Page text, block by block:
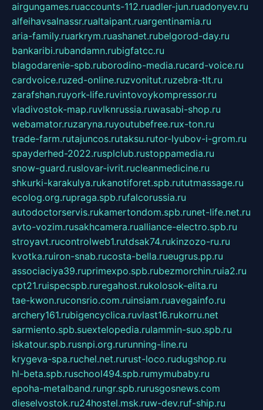
airgungames.ruaccounts-112.ruadler-jun.ruadonyev.ru
alfeihavsalnassr.rualtaipant.ruargentinamia.ru
aria-family.ruarkrym.ruashanet.rubelgorod-day.ru
bankaribi.rubandamn.rubigfatcc.ru
blagodarenie-spb.ruborodino-media.rucard-voice.ru
cardvoice.ruzed-online.ruzvonitut.ruzebra-tlt.ru
zarafshan.ruyork-life.ruvintovoykompressor.ru
vladivostok-map.ruvlknrussia.ruwasabi-shop.ru
webamator.ruzaryna.ruyoutubefree.rux-ton.ru
trade-farm.rutajuncos.rutaksu.rutor-lyubov-i-grom.ru
spayderhed-2022.rusplclub.rustoppamedia.ru
snow-guard.ruslovar-ivrit.rucleanmedicine.ru
shkurki-karakulya.rukanotiforet.spb.rututmassage.ru
ecolog.org.rupraga.spb.rufalcorussia.ru
autodoctorservis.rukamertondom.spb.runet-life.net.ru
avto-vozim.rusakhcamera.rualliance-electro.spb.ru
stroyavt.rucontrolweb1.rutdsak74.rukinzozo-ru.ru
kvotka.ruiron-snab.rucosta-bella.rueugrus.pp.ru
associaciya39.ruprimexpo.spb.rubezmorchin.ruia2.ru
cpt21.ruispecspb.ruregahost.rukolosok-elita.ru
tae-kwon.ruconsrio.com.ruinsiam.ruavegainfo.ru
archery161.rubigencyclica.ruvlast16.rukorru.net
sarmiento.spb.suextelopedia.rulammin-suo.spb.ru
iskatour.spb.rusnpi.org.rurunning-line.ru
krygeva-spa.ruchel.net.rurust-loco.rudugshop.ru
hl-beta.spb.ruschool494.spb.rumymubaby.ru
epoha-metalband.rungr.spb.rurusgosnews.com
dieselvostok.ru24hostel.msk.ruw-dev.ruf-ship.ru